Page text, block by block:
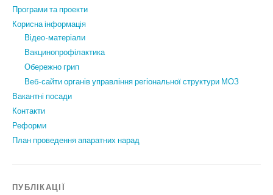
Програми та проекти
Корисна інформація
Відео-матеріали
Вакцинопрофілактика
Обережно грип
Веб-сайти органів управління регіональної структури МОЗ
Вакантні посади
Контакти
Реформи
План проведення апаратних нарад
ПУБЛІКАЦІЇ